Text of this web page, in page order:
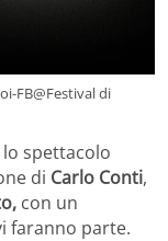
FB@Festival di
lo spettacolo
di Carlo Conti,
con un
faranno parte.